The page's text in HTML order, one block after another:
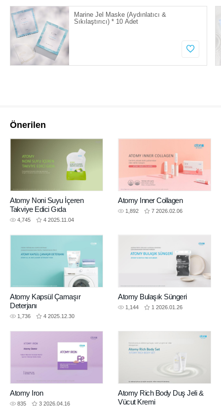
Marine Jel Maske (Aydınlatıcı &
Sıkılaştırıcı) * 10 Adet
Önerilen
Atomy Noni Suyu İçeren
Takviye Edici Gıda
4,745 4 2025.11.04
Atomy Inner Collagen
1,892 7 2026.02.06
Atomy Kapsül Çamaşır
Deterjanı
1,736 4 2025.12.30
Atomy Bulaşık Süngeri
1,144 1 2026.01.26
Atomy Iron
835 3 2026.04.16
Atomy Rich Body Duş Jeli &
Vücut Kremi